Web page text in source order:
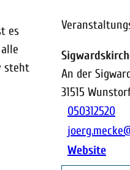
es
steht
An der
31515
050312520
Website